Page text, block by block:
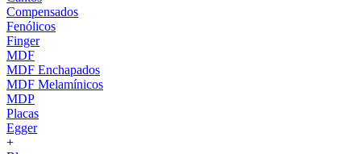
Compensados
Fenólicos
Finger
MDF
MDF Enchapados
MDF Melamínicos
MDP
Placas
Egger
+